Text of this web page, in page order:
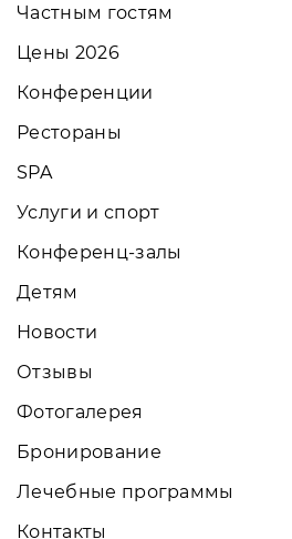
Частным гостям
Цены 2026
Конференции
Рестораны
SPA
Услуги и спорт
Конференц-залы
Детям
Новости
Отзывы
Фотогалерея
Бронирование
Лечебные программы
Контакты